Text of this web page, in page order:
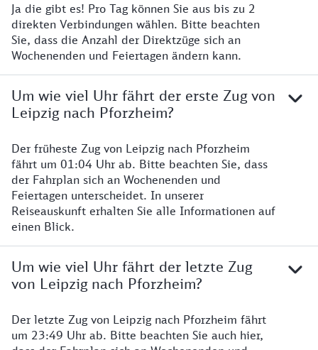
Ja die gibt es! Pro Tag können Sie aus bis zu 2
direkten Verbindungen wählen. Bitte beachten
Sie, dass die Anzahl der Direktzüge sich an
Wochenenden und Feiertagen ändern kann.
Um wie viel Uhr fährt der erste Zug von
Leipzig nach Pforzheim?
Der früheste Zug von Leipzig nach Pforzheim
fährt um 01:04 Uhr ab. Bitte beachten Sie, dass
der Fahrplan sich an Wochenenden und
Feiertagen unterscheidet. In unserer
Reiseauskunft erhalten Sie alle Informationen auf
einen Blick.
Um wie viel Uhr fährt der letzte Zug
von Leipzig nach Pforzheim?
Der letzte Zug von Leipzig nach Pforzheim fährt
um 23:49 Uhr ab. Bitte beachten Sie auch hier,